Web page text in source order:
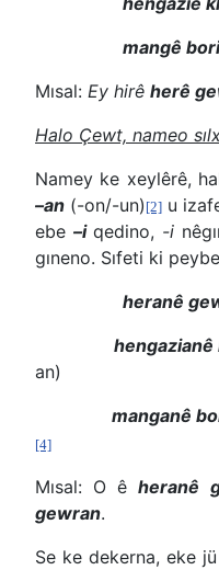
mangê bori
Mısal: Ey hirê herê
Halo Çewt, nameo
Namey ke xeylêrê,
–an (-on/-un) [2] u
ebe –iqedino, -i
gıneno. Sıfeti ki
heranê
hengazianê
an)
manganê
[4]
Mısal: O êheranê
gewran.
Se ke dekerna, eke